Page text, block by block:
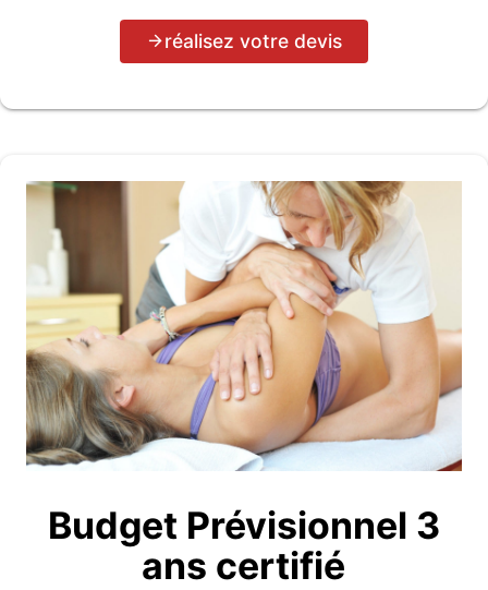
réalisez votre devis
Budget Prévisionnel 3
ans certifié